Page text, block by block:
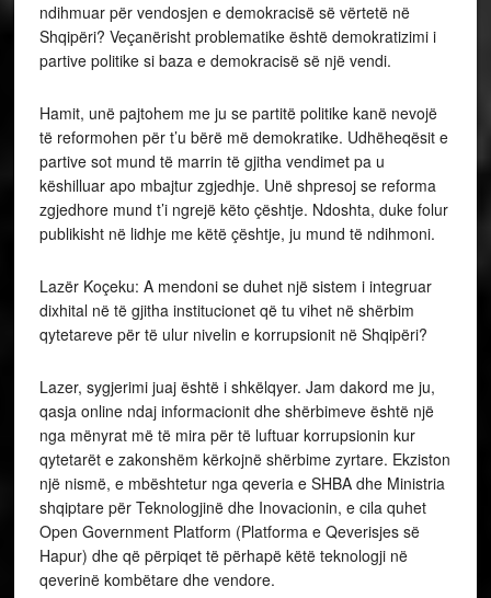
ndihmuar për vendosjen e demokracisë së vërtetë në
Shqipëri? Veçanërisht problematike është demokratizimi i
partive politike si baza e demokracisë së një vendi.
Hamit, unë pajtohem me ju se partitë politike kanë nevojë
të reformohen për t’u bërë më demokratike. Udhëheqësit e
partive sot mund të marrin të gjitha vendimet pa u
këshilluar apo mbajtur zgjedhje. Unë shpresoj se reforma
zgjedhore mund t’i ngrejë këto çështje. Ndoshta, duke folur
publikisht në lidhje me këtë çështje, ju mund të ndihmoni.
Lazër Koçeku: A mendoni se duhet një sistem i integruar
dixhital në të gjitha institucionet që tu vihet në shërbim
qytetareve për të ulur nivelin e korrupsionit në Shqipëri?
Lazer, sygjerimi juaj është i shkëlqyer. Jam dakord me ju,
qasja online ndaj informacionit dhe shërbimeve është një
nga mënyrat më të mira për të luftuar korrupsionin kur
qytetarët e zakonshëm kërkojnë shërbime zyrtare. Ekziston
një nismë, e mbështetur nga qeveria e SHBA dhe Ministria
shqiptare për Teknologjinë dhe Inovacionin, e cila quhet
Open Government Platform (Platforma e Qeverisjes së
Hapur) dhe që përpiqet të përhapë këtë teknologji në
qeverinë kombëtare dhe vendore.